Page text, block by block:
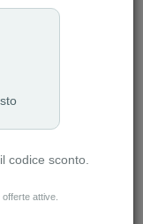
codice sconto.
attive.